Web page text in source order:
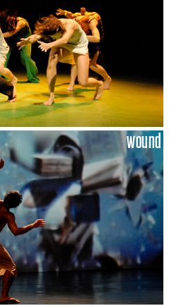
wound